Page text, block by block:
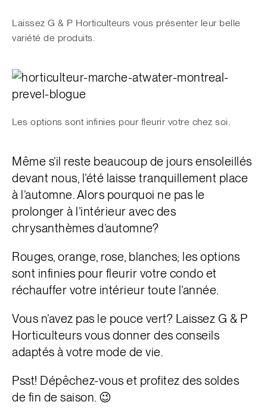
Laissez G & P Horticulteurs vous présenter leur belle
variété de produits.
Les options sont infinies pour fleurir votre chez soi.
Même s’il reste beaucoup de jours ensoleillés
devant nous, l’été laisse tranquillement place
à l’automne. Alors pourquoi ne pas le
prolonger à l’intérieur avec des
chrysanthèmes d’automne?
Rouges, orange, rose, blanches; les options
sont infinies pour fleurir votre condo et
réchauffer votre intérieur toute l’année.
Vous n’avez pas le pouce vert? Laissez G & P
Horticulteurs vous donner des conseils
adaptés à votre mode de vie.
Psst! Dépêchez-vous et profitez des soldes
de fin de saison. 😉